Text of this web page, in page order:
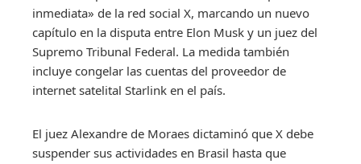
inmediata» de la red social X, marcando un nuevo
capítulo en la disputa entre Elon Musk y un juez del
Supremo Tribunal Federal. La medida también
incluye congelar las cuentas del proveedor de
internet satelital Starlink en el país.
El juez Alexandre de Moraes dictaminó que X debe
suspender sus actividades en Brasil hasta que